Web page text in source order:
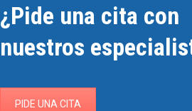
¿Pide una cita con
nuestros
PIDE UNA CITA